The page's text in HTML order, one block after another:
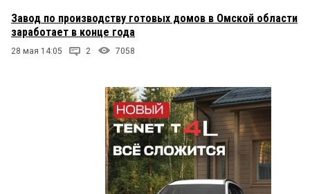
Завод по производству готовых домов в Омской области
заработает в конце года
28 мая 14:05 2 7058